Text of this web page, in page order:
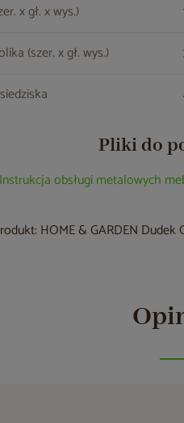
x gł. x wys.)
(szer. x gł. wys.)
Pliki do
Instrukcja obsługi metalowych
HOME & GARDEN Dudek